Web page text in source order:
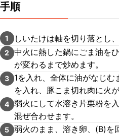
手順
1 しいたけは軸を切り落とし
2
中火に熱した鍋にごま油を
が変わるまで炒めます。
3
1を入れ、全体に油がなじ
を入れ、豚こま切れ肉に火
4 弱火にして水溶き片栗粉を
混ぜ合わせます。
5 弱火のまま、溶き卵、(B)を